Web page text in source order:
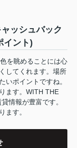
ッシュバック
イント)
を眺めることには心
してくれます。場所
いポイントですね。
ます。WITH THE
情報が豊富です。
ます。